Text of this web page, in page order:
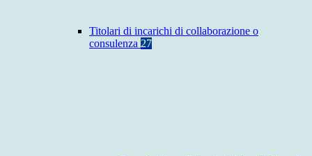
Titolari di incarichi di collaborazione o
consulenza 27